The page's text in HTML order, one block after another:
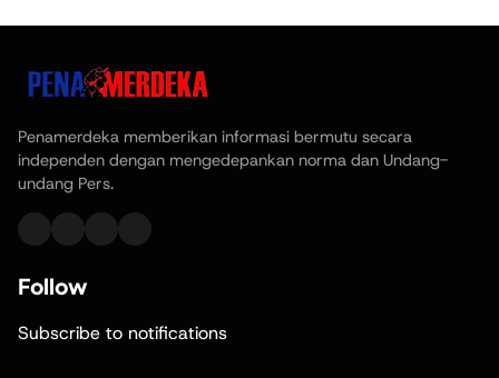
Penamerdeka memberikan informasi bermutu secara
independen dengan mengedepankan norma dan Undang-
undang Pers.
Follow
Subscribe to notifications